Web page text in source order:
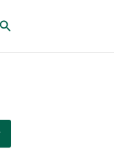
Rechercher